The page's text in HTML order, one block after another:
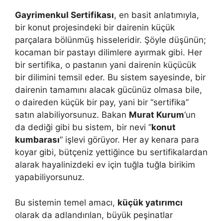
Gayrimenkul Sertifikası, en basit anlatımıyla,
bir konut projesindeki bir dairenin küçük
parçalara bölünmüş hisseleridir. Şöyle düşünün;
kocaman bir pastayı dilimlere ayırmak gibi. Her
bir sertifika, o pastanın yani dairenin küçücük
bir dilimini temsil eder. Bu sistem sayesinde, bir
dairenin tamamını alacak gücünüz olmasa bile,
o daireden küçük bir pay, yani bir “sertifika”
satın alabiliyorsunuz. Bakan Murat Kurum‘un
da dediği gibi bu sistem, bir nevi “konut
kumbarası” işlevi görüyor. Her ay kenara para
koyar gibi, bütçeniz yettiğince bu sertifikalardan
alarak hayalinizdeki ev için tuğla tuğla birikim
yapabiliyorsunuz.
Bu sistemin temel amacı, küçük yatırımcı
olarak da adlandırılan, büyük peşinatlar